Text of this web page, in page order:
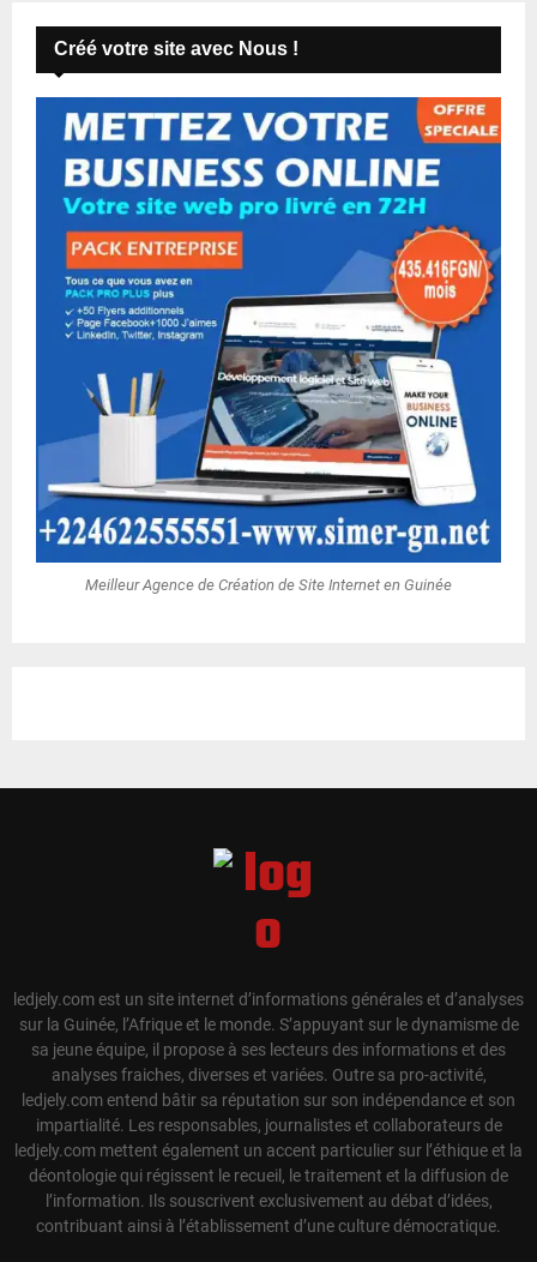
Créé votre site avec Nous !
Meilleur Agence de Création de Site Internet en Guinée
ledjely.com est un site internet d’informations générales et d’analyses
sur la Guinée, l’Afrique et le monde. S’appuyant sur le dynamisme de
sa jeune équipe, il propose à ses lecteurs des informations et des
analyses fraiches, diverses et variées. Outre sa pro-activité,
ledjely.com entend bâtir sa réputation sur son indépendance et son
impartialité. Les responsables, journalistes et collaborateurs de
ledjely.com mettent également un accent particulier sur l’éthique et la
déontologie qui régissent le recueil, le traitement et la diffusion de
l’information. Ils souscrivent exclusivement au débat d’idées,
contribuant ainsi à l’établissement d’une culture démocratique.